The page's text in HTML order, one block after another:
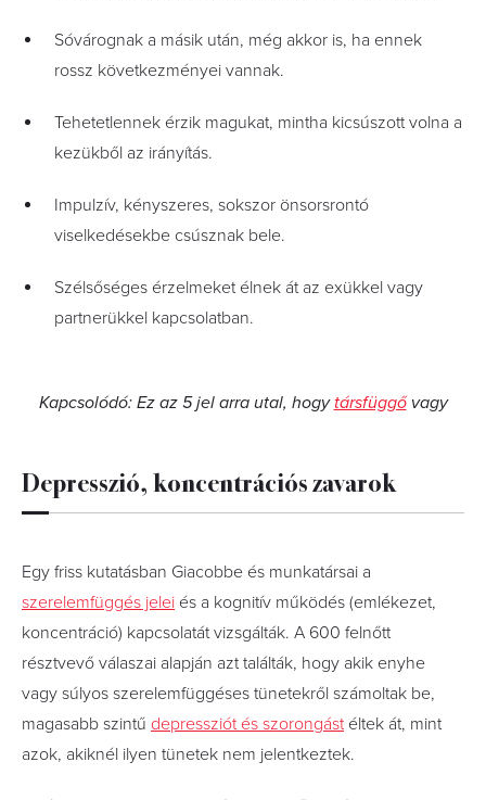
Sóvárognak a másik után, még akkor is, ha ennek
rossz következményei vannak.
Tehetetlennek érzik magukat, mintha kicsúszott volna a
kezükből az irányítás.
Impulzív, kényszeres, sokszor önsorsrontó
viselkedésekbe csúsznak bele.
Szélsőséges érzelmeket élnek át az exükkel vagy
partnerükkel kapcsolatban.
Kapcsolódó: Ez az 5 jel arra utal, hogy társfüggővagy
Depresszió, koncentrációs zavarok
Egy friss kutatásban Giacobbe és munkatársai a
szerelemfüggés jelei és a kognitív működés (emlékezet,
koncentráció) kapcsolatát vizsgálták. A 600 felnőtt
résztvevő válaszai alapján azt találták, hogy akik enyhe
vagy súlyos szerelemfüggéses tünetekről számoltak be,
magasabb szintű depressziót és szorongástéltek át, mint
azok, akiknél ilyen tünetek nem jelentkeztek.